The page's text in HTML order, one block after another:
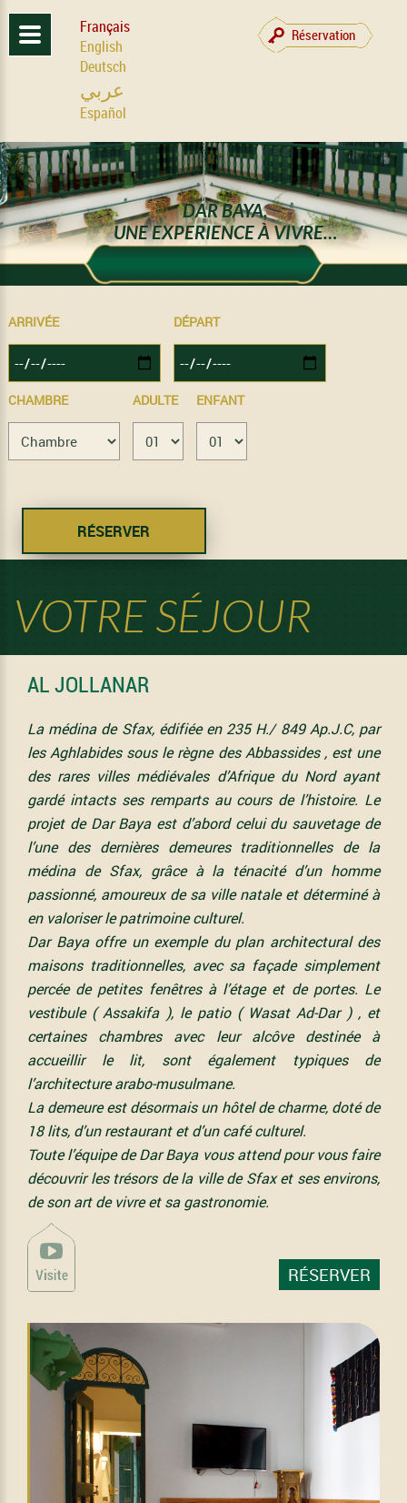
Français
English
Deutsch
عربي
Español
Réservation
DAR BAYA,
UNE EXPERIENCE À VIVRE…
ARRIVÉE DÉPART
CHAMBRE ADULTE ENFANT
VOTRE SÉJOUR
AL JOLLANAR
La médina de Sfax, édifiée en 235 H./ 849 Ap.J.C, par
les Aghlabides sous le règne des Abbassides , est une
des rares villes médiévales d’Afrique du Nord ayant
gardé intacts ses remparts au cours de l’histoire. Le
projet de Dar Baya est d’abord celui du sauvetage de
l’une des dernières demeures traditionnelles de la
médina de Sfax, grâce à la ténacité d’un homme
passionné, amoureux de sa ville natale et déterminé à
en valoriser le patrimoine culturel.
Dar Baya offre un exemple du plan architectural des
maisons traditionnelles, avec sa façade simplement
percée de petites fenêtres à l’étage et de portes. Le
vestibule ( Assakifa ), le patio ( Wasat Ad-Dar ) , et
certaines chambres avec leur alcôve destinée à
accueillir le lit, sont également typiques de
l’architecture arabo-musulmane.
La demeure est désormais un hôtel de charme, doté de
18 lits, d’un restaurant et d’un café culturel.
Toute l’équipe de Dar Baya vous attend pour vous faire
découvrir les trésors de la ville de Sfax et ses environs,
de son art de vivre et sa gastronomie.
RÉSERVER